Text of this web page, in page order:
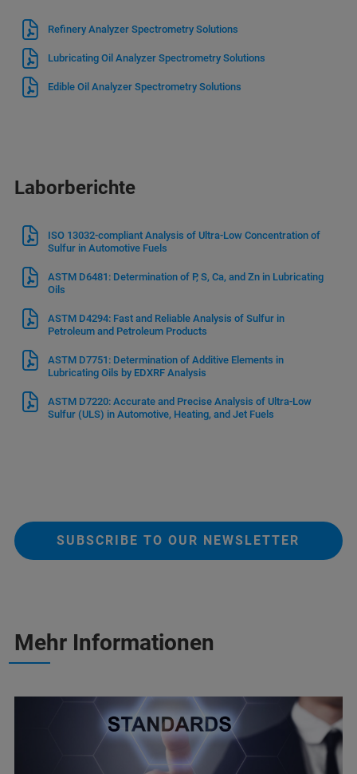
Refinery Analyzer Spectrometry Solutions
Lubricating Oil Analyzer Spectrometry Solutions
Edible Oil Analyzer Spectrometry Solutions
Laborberichte
ISO 13032-compliant Analysis of Ultra-Low Concentration of
Sulfur in Automotive Fuels
ASTM D6481: Determination of P, S, Ca, and Zn in Lubricating
Oils
ASTM D4294: Fast and Reliable Analysis of Sulfur in
Petroleum and Petroleum Products
ASTM D7751: Determination of Additive Elements in
Lubricating Oils by EDXRF Analysis
ASTM D7220: Accurate and Precise Analysis of Ultra-Low
Sulfur (ULS) in Automotive, Heating, and Jet Fuels
SUBSCRIBE TO OUR NEWSLETTER
Mehr Informationen